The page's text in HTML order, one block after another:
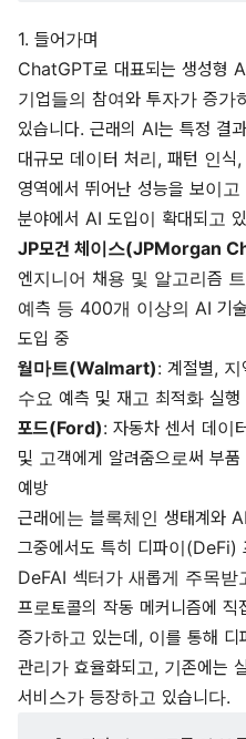
1. 들어가며
ChatGPT로 대표되는 생성형
기업들의 참여와 투자가 증가
있습니다. 근래의 AI는 특정 결
대규모 데이터 처리, 패턴 인식,
영역에서 뛰어난 성능을 보이
분야에서 AI 도입이 확대되고
JP모건 체이스(JPMorgan
엔지니어 채용 및 알고리즘
예측 등 400개 이상의 AI 기술
도입 중
월마트(Walmart): 계절별,
수요 예측 및 재고 최적화 실행
포드(Ford): 자동차 센서 데이
및 고객에게 알려줌으로써 부
예방
근래에는 블록체인 생태계와
그중에서도 특히 디파이(DeFi)
DeFAI 섹터가 새롭게 주목
프로토콜의 작동 메커니즘에
증가하고 있는데, 이를 통해
관리가 효율화되고, 기존에는
서비스가 등장하고 있습니다.